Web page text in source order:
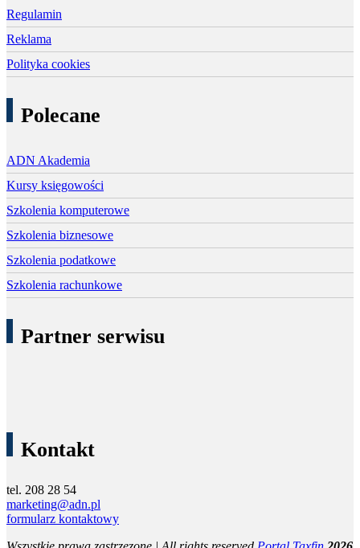
Regulamin
Reklama
Polityka cookies
Polecane
ADN Akademia
Kursy księgowości
Szkolenia komputerowe
Szkolenia biznesowe
Szkolenia podatkowe
Szkolenia rachunkowe
Partner serwisu
Kontakt
tel. 208 28 54
marketing@adn.pl
formularz kontaktowy